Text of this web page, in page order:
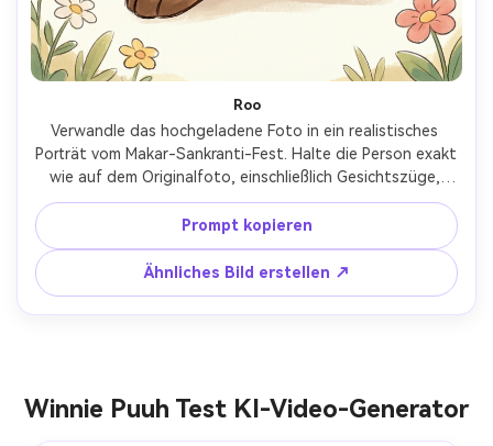
Roo
Verwandle das hochgeladene Foto in ein realistisches
Porträt vom Makar-Sankranti-Fest. Halte die Person exakt
wie auf dem Originalfoto, einschließlich Gesichtszüge,
Hautfarbe, Frisur und Ausdruck. Kleide die Person in
traditionelle indische Sankranti-Kleidung mit leuchtenden
Festfarben. Der Hintergrund zeigt klaren blauen Himmel,
warmes Sonnenlicht und bunte Drachen, die eine fröhliche
Festatmosphäre schaffen. Natürliches Tageslicht, hohe
Realitätsnähe, professionelle DSLR-Fotoqualität. Kein
Prompt kopieren
Ähnliches Bild erstellen ↗
Winnie Puuh Test KI-Video-Generator